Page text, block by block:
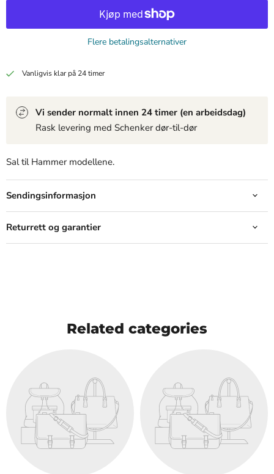
Flere betalingsalternativer
Vanligvis klar på 24 timer
Vi sender normalt innen 24 timer (en arbeidsdag)
Rask levering med Schenker dør-til-dør
Sal til Hammer modellene.
Sendingsinformasjon
Returrett og garantier
Related categories
19,99 kr
19,99 kr